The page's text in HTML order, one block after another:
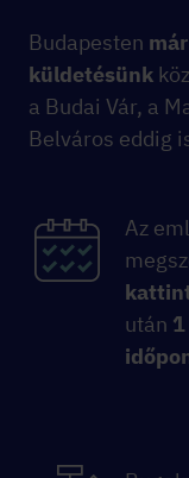
Budapesten
küldetésünk
a Budai Vár, a
Belváros eddig
Az
után